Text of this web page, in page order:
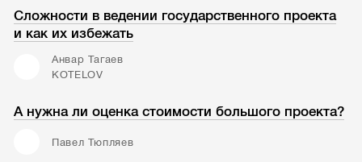
Сложности в ведении государственного проекта
и как их избежать
Анвар Тагаев
KOTELOV
А нужна ли оценка стоимости большого проекта?
Павел Тюпляев